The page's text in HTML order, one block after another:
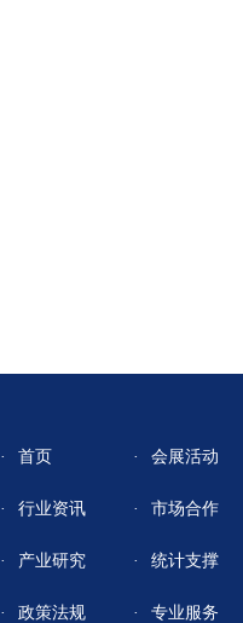
首页
行业资讯
产业研究
政策法规
会展活动
市场合作
统计支撑
专业服务